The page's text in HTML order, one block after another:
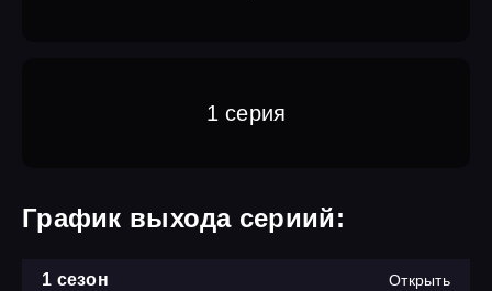
1 серия
График выхода сериий:
1 сезон Открыть